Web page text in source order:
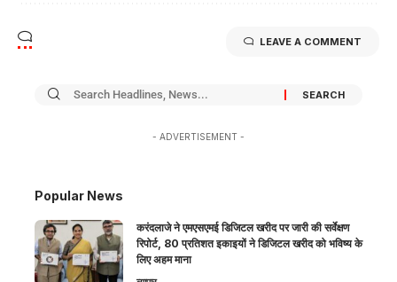
LEAVE A COMMENT
- ADVERTISEMENT -
Popular News
करंदलाजे ने एमएसएमई डिजिटल खरीद पर जारी की सर्वेक्षण
रिपोर्ट, 80 प्रतिशत इकाइयों ने डिजिटल खरीद को भविष्य के
लिए अहम माना